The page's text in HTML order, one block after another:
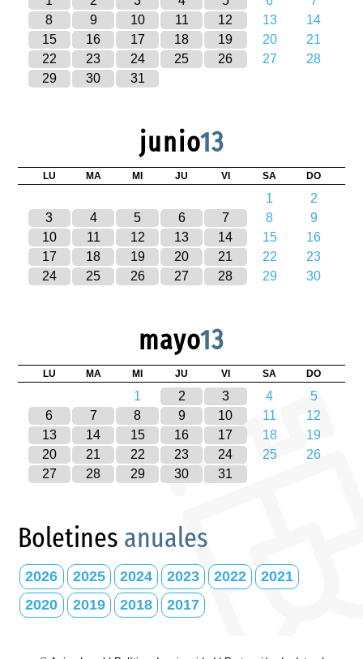
8
9 10 11 12 13
14
15
16 17 18 19 20
21
22
23 24 25 26 27
28
29
30 31
junio13
LU MA MI JU VI SA DO
1
2
3
4 5 6 7 8
9
10
11 12 13 14 15
16
17
18 19 20 21 22
23
24
25 26 27 28 29 30
mayo13
LU MA MI JU VI SA DO
1 2 3 4
5
6
7 8 9 10 11
12
13
14 15 16 17 18
19
20
21 22 23 24 25
26
27
28 29 30 31
Boletines anuales
2026 2025 2024 2023 2022
2021
2020
2019 2018 2017